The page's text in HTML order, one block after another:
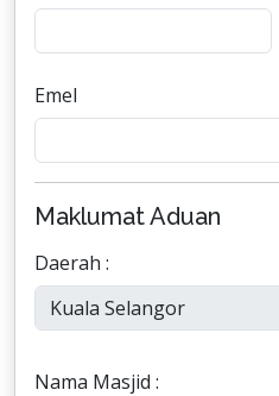
Emel
Maklumat Aduan
Daerah :
Nama Masjid :